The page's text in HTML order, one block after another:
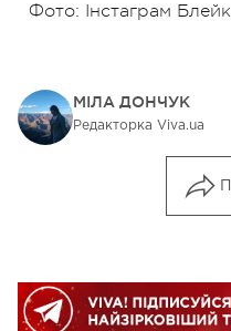
Фото: Інстаграм
МІЛА ДОНЧУК
Редакторка Viva.ua